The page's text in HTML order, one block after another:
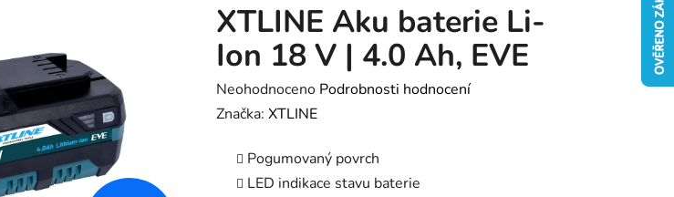
XTLINE Aku baterie Li-
Ion 18 V | 4.0 Ah, EVE
Průměrné
hodnocení
Neohodnoceno Podrobnosti hodnocení
Značka: XTLINE
Pogumovaný povrch
LED indikace stavu baterie